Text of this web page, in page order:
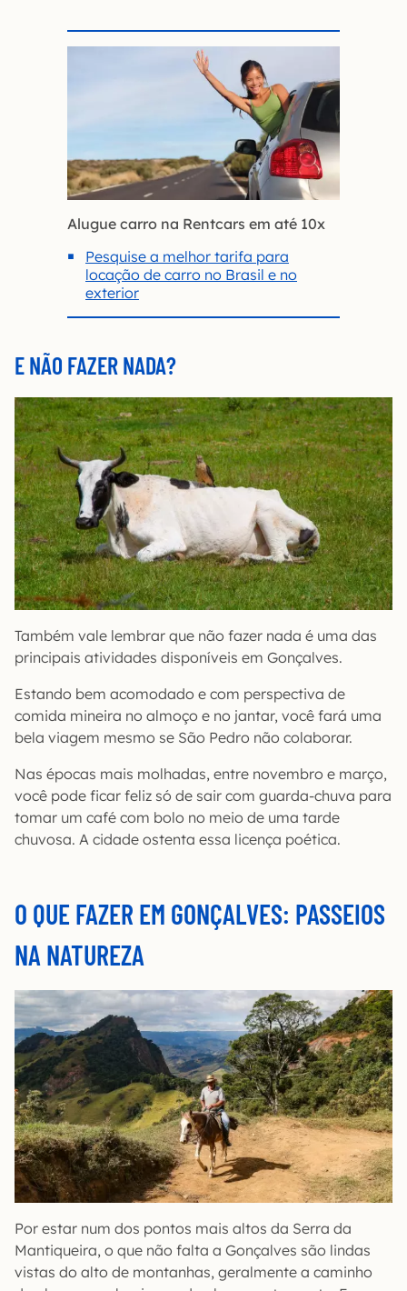
Alugue carro na Rentcars em até 10x
Pesquise a melhor tarifa para
locação de carro no Brasil e no
exterior
E NÃO FAZER NADA?
Também vale lembrar que não fazer nada é uma das
principais atividades disponíveis em Gonçalves.
Estando bem acomodado e com perspectiva de
comida mineira no almoço e no jantar, você fará uma
bela viagem mesmo se São Pedro não colaborar.
Nas épocas mais molhadas, entre novembro e março,
você pode ficar feliz só de sair com guarda-chuva para
tomar um café com bolo no meio de uma tarde
chuvosa. A cidade ostenta essa licença poética.
O QUE FAZER EM GONÇALVES: PASSEIOS
NA NATUREZA
Por estar num dos pontos mais altos da Serra da
Mantiqueira, o que não falta a Gonçalves são lindas
vistas do alto de montanhas, geralmente a caminho